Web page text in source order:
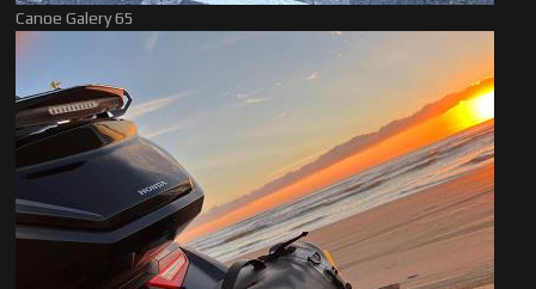
Canoe Galery 65